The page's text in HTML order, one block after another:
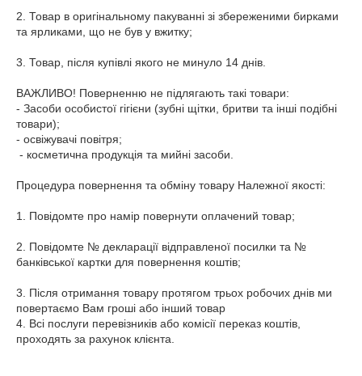
2. Товар в оригінальному пакуванні зі збереженими бирками
та ярликами, що не був у вжитку;
3. Товар, після купівлі якого не минуло 14 днів.
ВАЖЛИВО! Поверненню не підлягають такі товари:
- Засоби особистої гігієни (зубні щітки, бритви та інші подібні
товари);
- освіжувачі повітря;
Процедура повернення та обміну товару Належної якості:
1. Повідомте про намір повернути оплачений товар;
2. Повідомте № декларації відправленої посилки та №
банківської картки для повернення коштів;
3. Після отримання товару протягом трьох робочих днів ми
повертаємо Вам гроші або інший товар
4. Всі послуги перевізників або комісії переказ коштів,
проходять за рахунок клієнта.